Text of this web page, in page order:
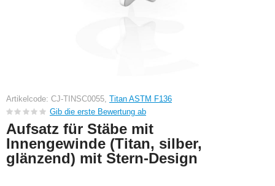
Artikelcode: CJ-TINSC0055, Titan ASTM F136
Gib die erste Bewertung ab
Aufsatz für Stäbe mit
Innengewinde (Titan, silber,
glänzend) mit Stern-Design